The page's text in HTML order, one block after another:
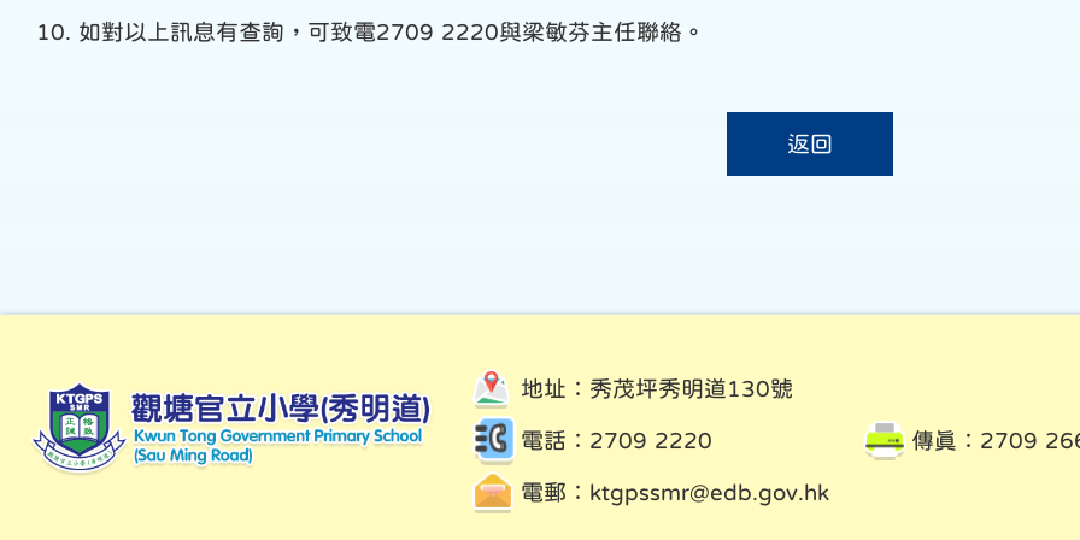
10. 如對以上訊息有查詢，可致電2709 2220與梁敏芬主任聯絡。
返回
地址：秀茂坪秀明道130號
電話：2709 2220 傳真：2709
電郵： ktgpssmr@edb.gov.hk